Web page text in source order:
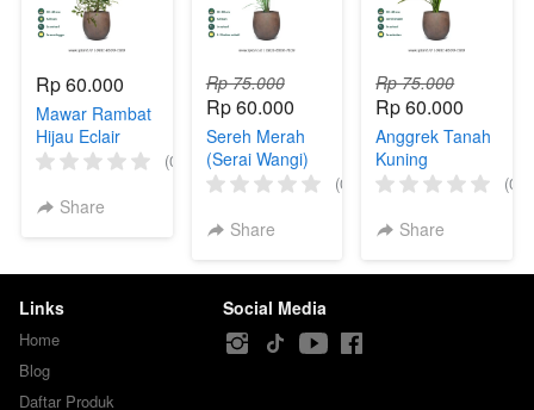
Rp 60.000
Mawar Rambat
Hijau Eclair
(0)
Share
Rp 75.000
Rp 60.000
Sereh Merah
(Serai Wangi)
(0)
Share
Rp 75.000
Rp 60.000
Anggrek Tanah
Kuning
(0)
Share
Links
Home
Blog
Daftar Produk
Social Media